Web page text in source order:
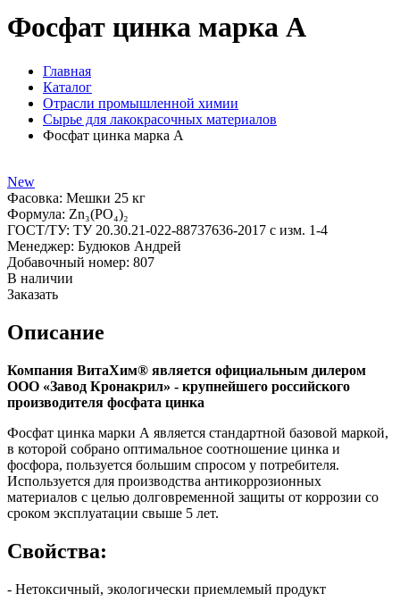
Фосфат цинка марка А
Главная
Каталог
Отрасли промышленной химии
Сырье для лакокрасочных материалов
Фосфат цинка марка А
New
Фасовка: Мешки 25 кг
Формула: Zn₃(PO₄)₂
ГОСТ/ТУ: ТУ 20.30.21-022-88737636-2017 с изм. 1-4
Менеджер: Будюков Андрей
Добавочный номер: 807
В наличии
Заказать
Описание
Компания ВитаХим® является официальным дилером
ООО «Завод Кронакрил» - крупнейшего российского
производителя фосфата цинка
Фосфат цинка марки А является стандартной базовой маркой,
в которой собрано оптимальное соотношение цинка и
фосфора, пользуется большим спросом у потребителя.
Используется для производства антикоррозионных
материалов с целью долговременной защиты от коррозии со
сроком эксплуатации свыше 5 лет.
Свойства:
- Нетоксичный, экологически приемлемый продукт